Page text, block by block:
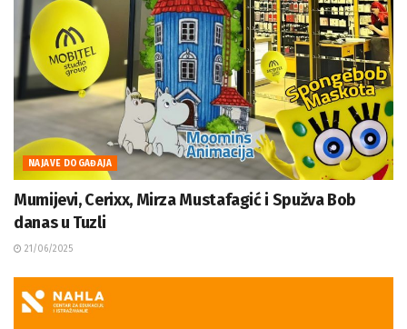
NAJAVE DOGAĐAJA
Mumijevi, Cerixx, Mirza Mustafagić i Spužva Bob
danas u Tuzli
21/06/2025